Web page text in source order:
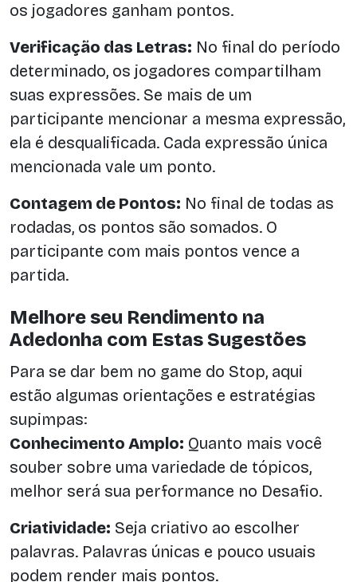
os jogadores ganham pontos.
Verificação das Letras: No final do período
determinado, os jogadores compartilham
suas expressões. Se mais de um
participante mencionar a mesma expressão,
ela é desqualificada. Cada expressão única
mencionada vale um ponto.
Contagem de Pontos: No final de todas as
rodadas, os pontos são somados. O
participante com mais pontos vence a
partida.
Melhore seu Rendimento na
Adedonha com Estas Sugestões
Para se dar bem no game do Stop, aqui
estão algumas orientações e estratégias
supimpas:
Conhecimento Amplo: Quanto mais você
souber sobre uma variedade de tópicos,
melhor será sua performance no Desafio.
Criatividade: Seja criativo ao escolher
palavras. Palavras únicas e pouco usuais
podem render mais pontos.